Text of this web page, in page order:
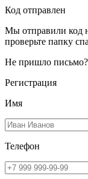
Код отправлен
Мы отправили код
проверьте папку
Не пришло письмо?
Регистрация
Имя
Телефон